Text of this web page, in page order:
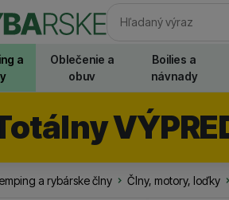
Vyhľadávanie
a
Oblečenie a
obuv
Boilies a
návnady
a rybárske člny Člny, motory, loďky